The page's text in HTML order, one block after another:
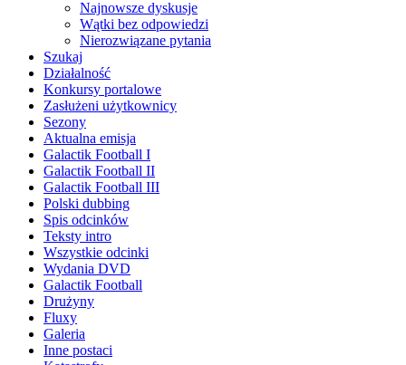
Najnowsze dyskusje
Wątki bez odpowiedzi
Nierozwiązane pytania
Szukaj
Działalność
Konkursy portalowe
Zasłużeni użytkownicy
Sezony
Aktualna emisja
Galactik Football I
Galactik Football II
Galactik Football III
Polski dubbing
Spis odcinków
Teksty intro
Wszystkie odcinki
Wydania DVD
Galactik Football
Drużyny
Fluxy
Galeria
Inne postaci